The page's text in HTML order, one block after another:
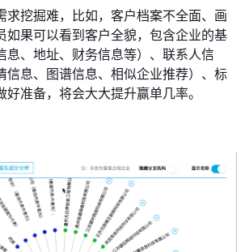
求挖掘难，比如，客户档案不全面、画
如果可以看到客户全貌，包含企业的基
息、地址、财务信息等）、联系人信
信息、图谱信息、相似企业推荐）、标
准备，将会大大提升赢单几率。